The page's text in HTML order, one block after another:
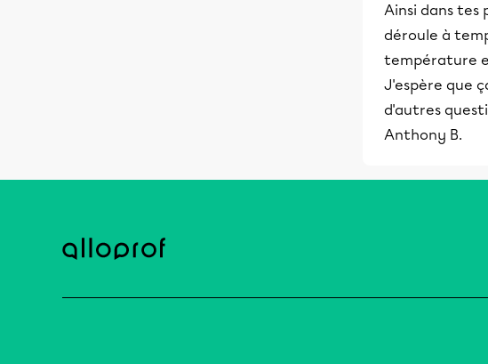
Ainsi dans tes
déroule à
température
J'espère que
d'autres
Anthony B.